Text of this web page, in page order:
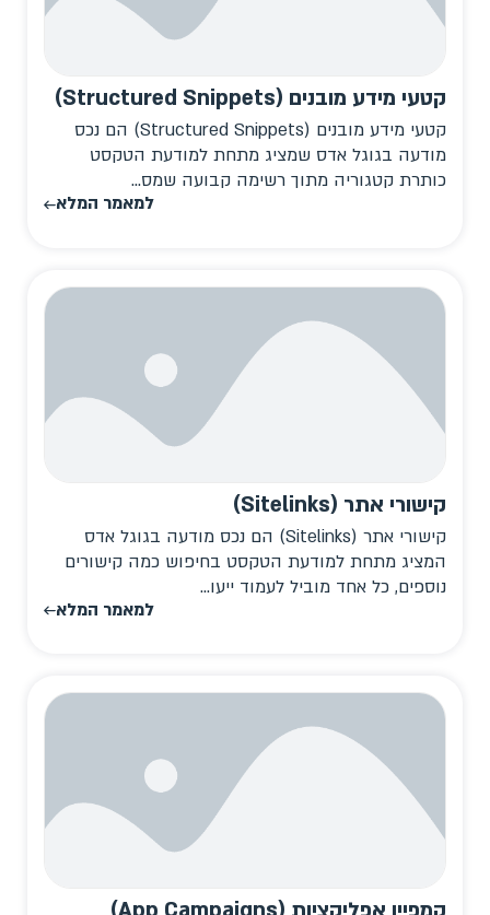
קטעי מידע מובנים (Structured Snippets)
קטעי מידע מובנים (Structured Snippets) הם נכס
מודעה בגוגל אדס שמציג מתחת למודעת הטקסט
כותרת קטגוריה מתוך רשימה קבועה שמס...
למאמר המלא
קישורי אתר (Sitelinks)
קישורי אתר (Sitelinks) הם נכס מודעה בגוגל אדס
המציג מתחת למודעת הטקסט בחיפוש כמה קישורים
נוספים, כל אחד מוביל לעמוד ייעו...
למאמר המלא